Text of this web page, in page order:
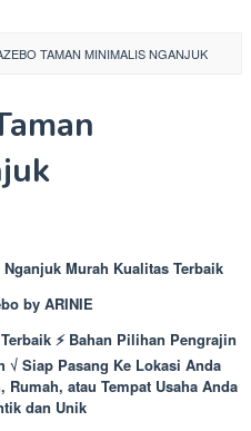
TAMAN MINIMALIS NGANJUK
Murah Kualitas Terbaik
by ARINIE
⚡ Bahan Pilihan Pengrajin
√ Siap Pasang Ke Lokasi Anda
atau Tempat Usaha Anda
dan Unik